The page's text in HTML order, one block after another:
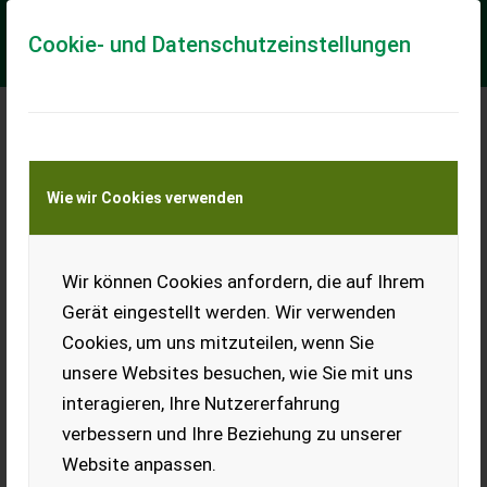
Cookie- und Datenschutzeinstellungen
Wie wir Cookies verwenden
Wir können Cookies anfordern, die auf Ihrem
Gerät eingestellt werden. Wir verwenden
Cookies, um uns mitzuteilen, wenn Sie
unsere Websites besuchen, wie Sie mit uns
interagieren, Ihre Nutzererfahrung
verbessern und Ihre Beziehung zu unserer
Website anpassen.
Meine Transportkostenanfrage
Transport von Land- und Baumaschinen –
KEINE Tiertransporte
Blütenhonig aus
eigener Imkerei
Heuriger Blütenhonig aus
Wiener Neustadt zu
verkaufen. 250 g € 4,-, 500 g €
7,-.
EUR 0